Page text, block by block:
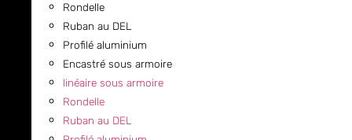
Rondelle
Ruban au DEL
Profilé aluminium
Encastré sous armoire
linéaire sous armoire
Rondelle
Ruban au DEL